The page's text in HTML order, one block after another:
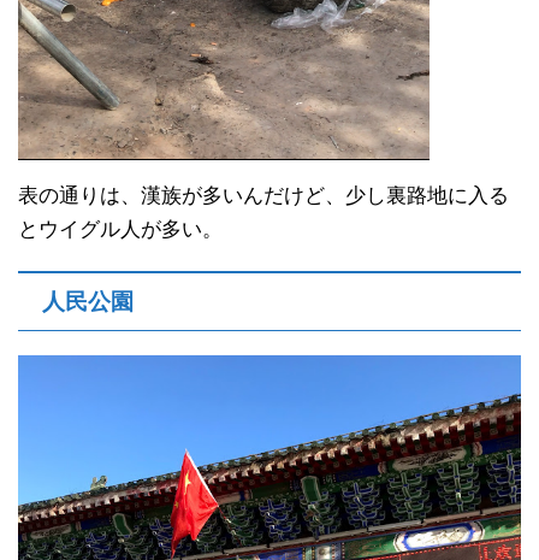
表の通りは、漢族が多いんだけど、少し裏路地に入る
とウイグル人が多い。
人民公園